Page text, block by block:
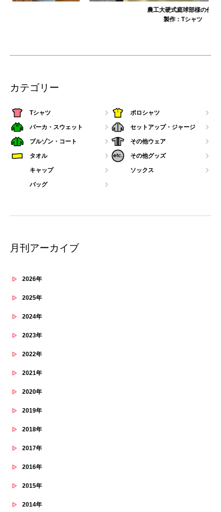
カテゴリー
Tシャツ ポロシャツ
パーカ・スウェット セットアップ・ジャージ
ブルゾン・コート その他ウェア
タオル その他グッズ
キャップ ソックス
バッグ
月刊アーカイブ
2026年
2025年
2024年
2023年
2022年
2021年
2020年
2019年
2018年
2017年
2016年
2015年
2014年